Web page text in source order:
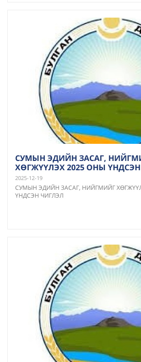
СУМЫН ЭДИЙН ЗАСАГ,
ХӨГЖҮҮЛЭХ 2025 ОНЫ
2025-12-19
СУМЫН ЭДИЙН ЗАСАГ, НИЙГМИЙГ
ҮНДСЭН ЧИГЛЭЛ